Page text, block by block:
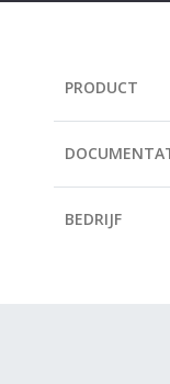
PRODUCT
BEDRIJF